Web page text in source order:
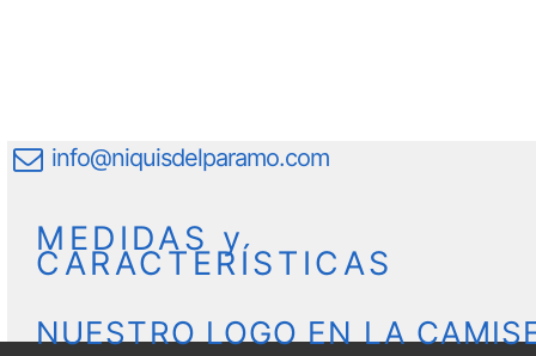
info@niquisdelparamo.com
MEDIDAS y
CARACTERÍSTICAS
NUESTRO LOGO EN LA